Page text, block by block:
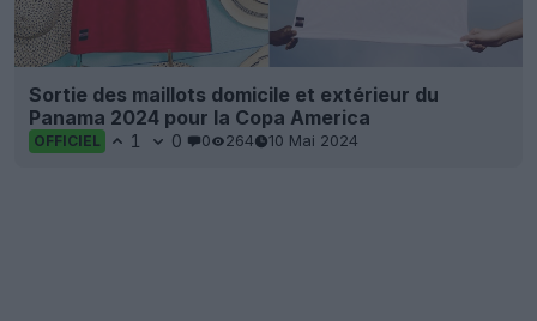
Sortie des maillots domicile et extérieur du
Panama 2024 pour la Copa America
OFFICIEL 1 0 0 264 10 Mai 2024